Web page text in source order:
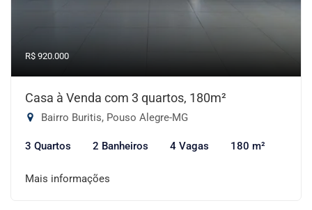
R$ 920.000
Casa à Venda com 3 quartos, 180m²
Bairro Buritis, Pouso Alegre-MG
3 Quartos 2 Banheiros 4 Vagas 180 m²
Mais informações